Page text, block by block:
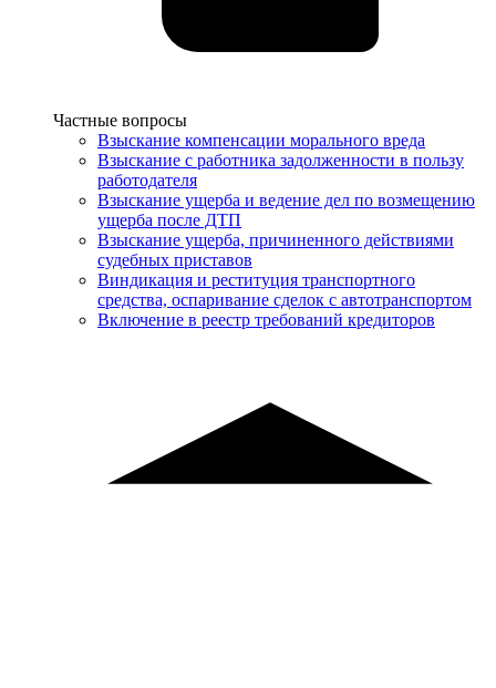
Услуги
Частные вопросы
Взыскание компенсации морального вреда
Взыскание с работника задолженности в пользу
работодателя
Взыскание ущерба и ведение дел по возмещению
ущерба после ДТП
Взыскание ущерба, причиненного действиями
судебных приставов
Виндикация и реституция транспортного
средства, оспаривание сделок с автотранспортом
Включение в реестр требований кредиторов